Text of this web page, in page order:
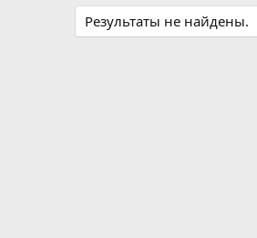
Результаты не найдены.